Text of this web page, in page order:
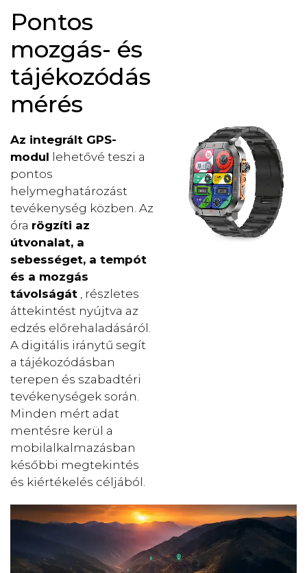
Pontos
mozgás- és
tájékozódás
mérés
Az integrált GPS-
modul lehetővé teszi a
pontos
helymeghatározást
tevékenység közben. Az
óra rögzíti az
útvonalat, a
sebességet, a tempót
és a mozgás
távolságát , részletes
áttekintést nyújtva az
edzés előrehaladásáról.
A digitális iránytű segít
a tájékozódásban
terepen és szabadtéri
tevékenységek során.
Minden mért adat
mentésre kerül a
mobilalkalmazásban
későbbi megtekintés
és kiértékelés céljából.